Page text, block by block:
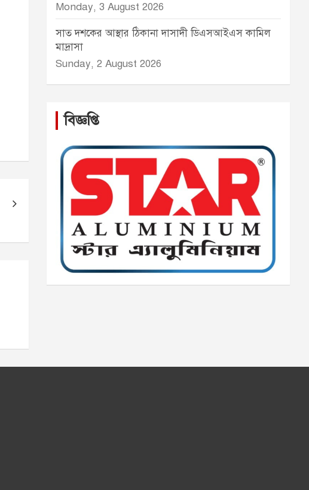
Monday, 3 August 2026
সাত দশকের আস্থার ঠিকানা দাসাদী ডিএসআইএস কামিল
মাদ্রাসা
Sunday, 2 August 2026
বিজ্ঞপ্তি